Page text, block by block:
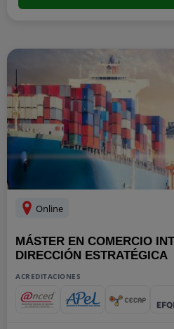
Online
MÁSTER EN COMERCIO
DIRECCIÓN ESTRATÉGICA
ACREDITACIONES